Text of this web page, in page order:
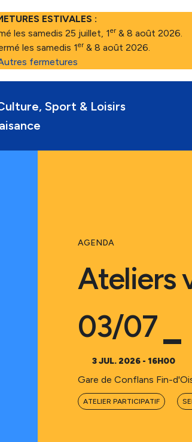
ESTIVALES :
les samedis 25 juillet, 1er& 8 août 2026.
les samedis 1er& 8 août 2026.
fermetures
Sport & Loisirs
AGENDA
Ateliers
03/07
3 JUL. 2026 - 16H00
Gare de Conflans Fin-
ATELIER PARTICIPATIF